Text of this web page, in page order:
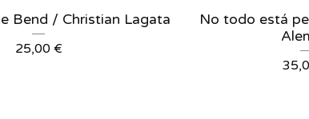
Bend / Christian Lagata
25,00 €
No todo está